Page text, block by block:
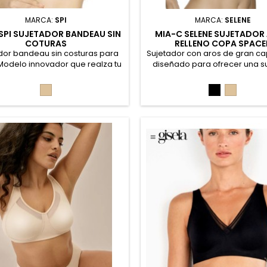
MARCA: SPI
SUJETADOR BANDEAU SIN
COTURAS
bandeau sin costuras para
innovador que realza tu
360º se adapta perfectamente
sin costuras visibles, para
invisible bajo la ropa.
y con copas extraíbles. 90%
Nylon, 10% Spandex
MARCA: SELENE
MIA-C SELENE SUJETADOR
RELLENO COPA
Sujetador con aros de gran
diseñado para ofrecer una
silueta de forma natural.
relleno spacer que aportan
una forma redondeada sin
garantiza estabilidad y
Poliéster, 21% Poliamida, 11%